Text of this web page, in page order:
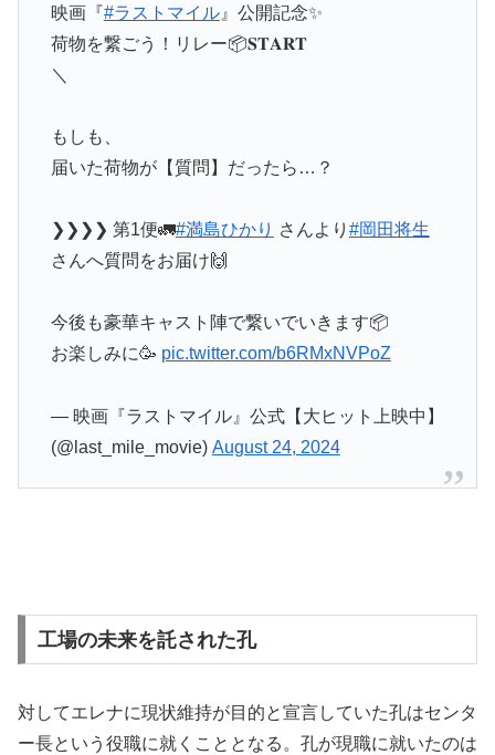
映画『#ラストマイル』公開記念✨
荷物を繋ごう！リレー📦𝐒𝐓𝐀𝐑𝐓
＼
もしも、
届いた荷物が【質問】だったら…？
❯❯❯❯ 第1便🚛#満島ひかり さんより #岡田将生
さんへ質問をお届け🙌
今後も豪華キャスト陣で繋いでいきます📦
お楽しみに🥳 pic.twitter.com/b6RMxNVPoZ
— 映画『ラストマイル』公式【大ヒット上映中】
(@last_mile_movie) August 24, 2024
工場の未来を託された孔
対してエレナに現状維持が目的と宣言していた孔はセンタ
ー長という役職に就くこととなる。孔が現職に就いたのは